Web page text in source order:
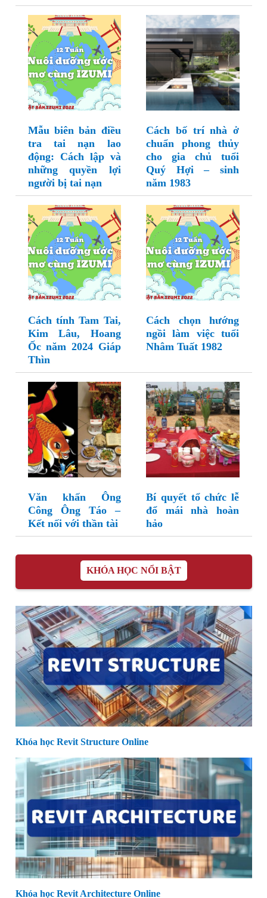
Mẫu biên bản điều
tra tai nạn lao
động: Cách lập và
những quyền lợi
người bị tai nạn
Cách bố trí nhà ở
chuẩn phong thủy
cho gia chủ tuổi
Quý Hợi – sinh
năm 1983
Cách tính Tam Tai,
Kim Lâu, Hoang
Ốc năm 2024 Giáp
Thìn
Cách chọn hướng
ngồi làm việc tuổi
Nhâm Tuất 1982
Văn khấn Ông
Công Ông Táo –
Kết nối với thần tài
Bí quyết tổ chức lễ
đổ mái nhà hoàn
hảo
KHÓA HỌC NỔI BẬT
Khóa học Revit Structure Online
Khóa học Revit Architecture Online